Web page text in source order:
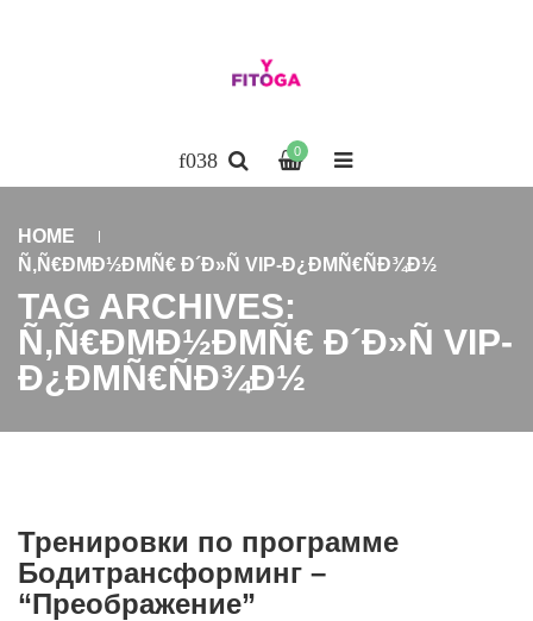
0
HOME
Ñ‚Ñ€ÐΜÐ½ÐΜÑ€ Ð´Ð»Ñ VIP-Ð¿ÐΜÑ€ÑÐ¾Ð½
TAG ARCHIVES:
Ñ‚Ñ€ÐΜÐ½ÐΜÑ€ Ð´Ð»Ñ VIP-
Ð¿ÐΜÑ€ÑÐ¾Ð½
Тренировки по программе
Бодитрансформинг –
“Преображение”